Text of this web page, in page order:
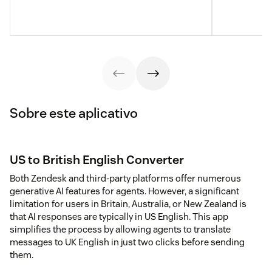
Sobre este aplicativo
US to British English Converter
Both Zendesk and third-party platforms offer numerous
generative AI features for agents. However, a significant
limitation for users in Britain, Australia, or New Zealand is
that AI responses are typically in US English. This app
simplifies the process by allowing agents to translate
messages to UK English in just two clicks before sending
them.